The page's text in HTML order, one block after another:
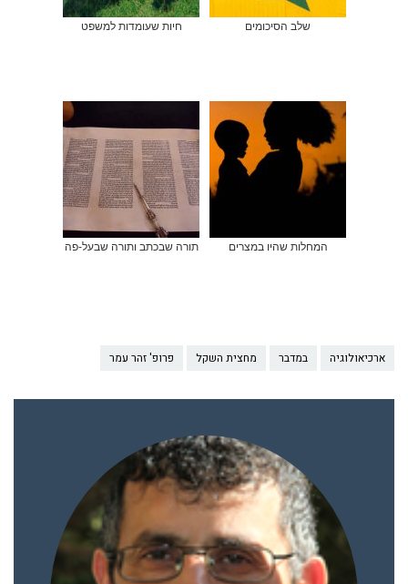
שלב הסיכומים חיות שעומדות למשפט
המחלות שהיו במצרים תורה שבכתב ותורה שבעל-פה
ארכיאולוגיה במדבר מחצית השקל פרופ' זהר עמר